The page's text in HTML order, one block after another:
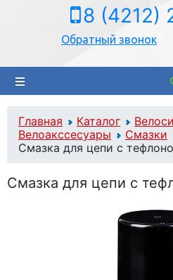
8 (4212)
Обратный звонок
Главная Каталог
Велоакссесуары
Смазки
Смазка для цепи с
Смазка для цепи с